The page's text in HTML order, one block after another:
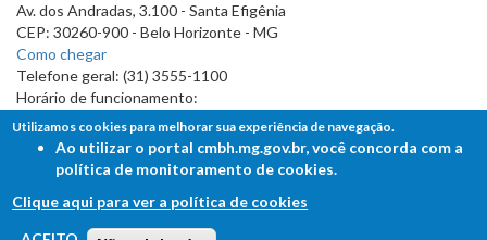
Av. dos Andradas, 3.100 - Santa Efigênia
CEP: 30260-900 - Belo Horizonte - MG
Como chegar
Telefone geral: (31) 3555-1100
Horário de funcionamento:
7h às 19h
FALE COM A CÂMARA
Utilizamos cookies para melhorar sua experiência de navegação.
Ao utilizar o portal cmbh.mg.gov.br, você concorda com a
política de monitoramento de cookies.
Clique aqui para ver a política de cookies